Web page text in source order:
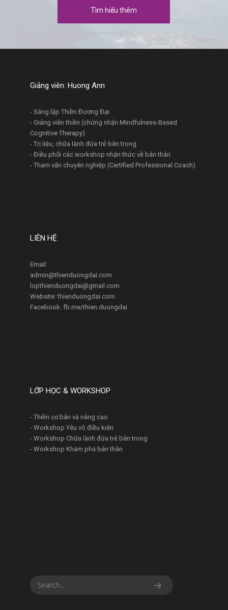
Tìm hiểu thêm
Giảng viên: Huong Ann
- Sáng lập Thiền Đương Đại
- Giảng viên thiền (chứng nhận Mindfulness-Based
Cognitive Therapy)
- Trị liệu, chữa lành đứa trẻ bên trong
- Điều phối các workshop nhận thức về bản thân
- Tham vấn chuyên nghiệp (Certified Professional Coach)
LIÊN HỆ
Email:
admin@thienduongdai.com
lopthienduongdai@gmail.com
Website: thienduongdai.com
Facebook: fb.me/thien.duongdai
LỚP HỌC & WORKSHOP
- Thiền cơ bản và nâng cao
- Workshop Yêu vô điều kiên
- Workshop Chữa lành đứa trẻ bên trong
- Workshop Khám phá bản thân